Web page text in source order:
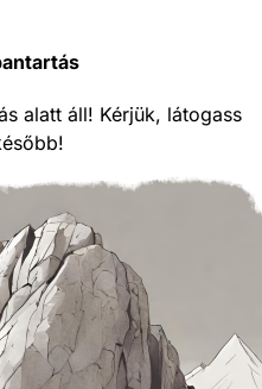
alatt áll! Kérjük, látogass